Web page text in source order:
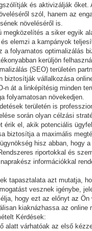
és aktivizálják őket.
szól, hanem az
növeléséről is.
megközelítés a siker egyik
elemzi a kampányok
a folyamatos optimalizálás
kerüljön
(SEO) területén
biztosítják vállalkozása
n át a linképítésig minden
folyamatosan növekedjen.
területén is
során olyan célzási
érik el, akik potenciális
biztosítja a maximális
hisz abban, hogy
riportokkal és
információkkal
tapasztalata azt mutatja,
vesznek igénybe,
hogy ezt az előnyt az
kiaknázhassa az online
Kérdések:
alatt várhatóak az első